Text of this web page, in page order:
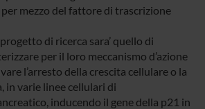
mezzo del fattore di trascrizione
di ricerca sara’ quello di
per il loro meccanismo d’azione
l’arresto della crescita cellulare o la
in varie linee cellulari di
inducendo il gene della p21 in